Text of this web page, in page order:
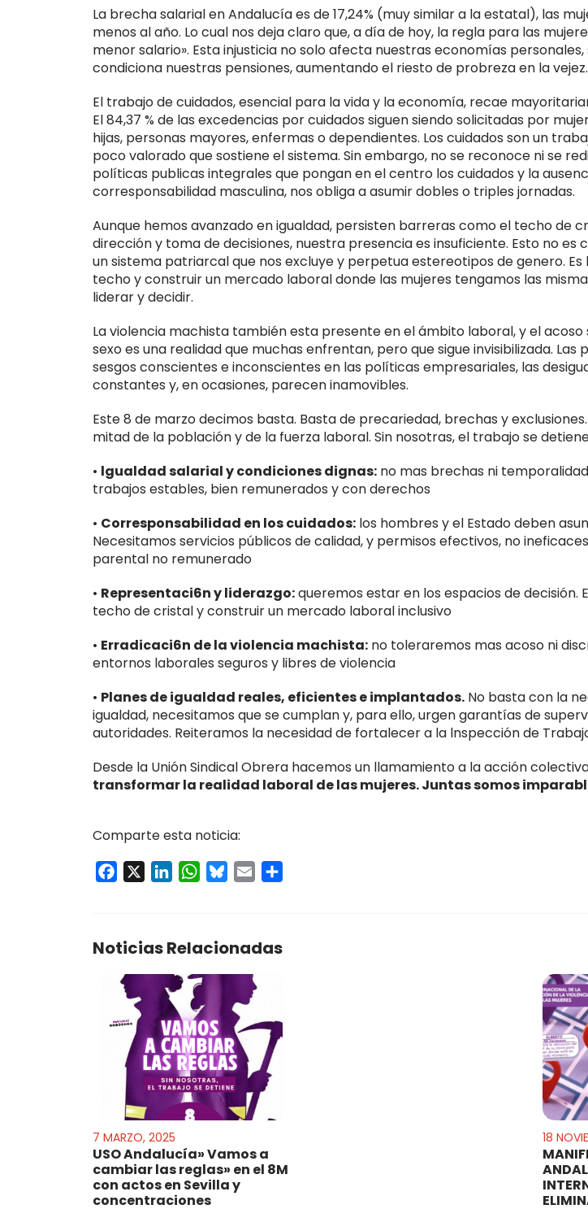
La brecha salarial en Andalucía es de 17,24% (muy similar a la estatal), las
menos al año. Lo cual nos deja claro que, a día de hoy, la regla para las
menor salario». Esta injusticia no solo afecta nuestras economías
condiciona nuestras pensiones, aumentando el riesto de probreza en la vejez.
El trabajo de cuidados, esencial para la vida y la economía, recae
El 84,37 % de las excedencias por cuidados siguen siendo solicitadas por
hijas, personas mayores, enfermas o dependientes. Los cuidados son un
poco valorado que sostiene el sistema. Sin embargo, no se reconoce ni se
políticas publicas integrales que pongan en el centro los cuidados y la
corresponsabilidad masculina, nos obliga a asumir dobles o triples jornadas.
Aunque hemos avanzado en igualdad, persisten barreras como el techo de
dirección y toma de decisiones, nuestra presencia es insuficiente. Esto no es
un sistema patriarcal que nos excluye y perpetua estereotipos de genero.
techo y construir un mercado laboral donde las mujeres tengamos las
liderar y decidir.
La violencia machista también esta presente en el ámbito laboral, y el acoso
sexo es una realidad que muchas enfrentan, pero que sigue invisibilizada. Las
sesgos conscientes e inconscientes en las políticas empresariales, las
constantes y, en ocasiones, parecen inamovibles.
Este 8 de marzo decimos basta. Basta de precariedad, brechas y
mitad de la población y de la fuerza laboral. Sin nosotras, el trabajo se
• lgualdad salarial y condiciones dignas: no mas brechas ni
trabajos estables, bien remunerados y con derechos
• Corresponsabilidad en los cuidados: los hombres y el Estado deben
Necesitamos servicios públicos de calidad, y permisos efectivos, no
parental no remunerado
• Representaci6n y liderazgo:queremos estar en los espacios de decisión.
techo de cristal y construir un mercado laboral inclusivo
• Erradicaci6n de la violencia machista: no toleraremos mas acoso ni
entornos laborales seguros y libres de violencia
• Planes de igualdad reales, eficientes e implantados. No basta con la
igualdad, necesitamos que se cumplan y, para ello, urgen garantías de
autoridades. Reiteramos la necesidad de fortalecer a la lnspección de
Desde la Unión Sindical Obrera hacemos un llamamiento a la acción
transformar la realidad laboral de las mujeres. Juntas somos
Comparte esta noticia:
Facebook LinkedInWhatsApp
Bluesky
Email
Noticias Relacionadas
7 MARZO, 2025
USO Andalucía» Vamos a
cambiar las reglas» en el 8M
con actos en Sevilla y
concentraciones
18